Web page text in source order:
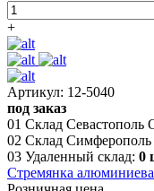
+
Артикул: 12-5040
под заказ
01 Склад Севастополь
02 Склад
03 Удаленный склад: 0
Стремянка